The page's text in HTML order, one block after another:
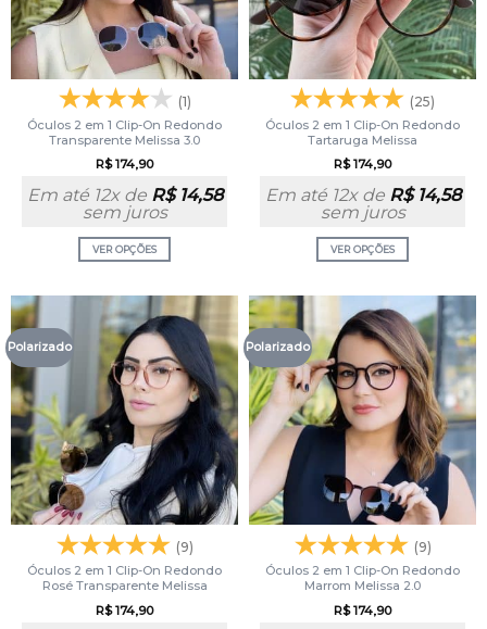
(1)
Óculos 2 em 1 Clip-On Redondo
Transparente Melissa 3.0
R$174,90
Em até 12x de R$14,58
sem juros
VER OPÇÕES
(25)
Óculos 2 em 1 Clip-On Redondo
Tartaruga Melissa
R$174,90
Em até 12x de R$14,58
sem juros
VER OPÇÕES
Polarizado
(9)
Óculos 2 em 1 Clip-On Redondo
Rosé Transparente Melissa
R$174,90
Polarizado
(9)
Óculos 2 em 1 Clip-On Redondo
Marrom Melissa 2.0
R$174,90